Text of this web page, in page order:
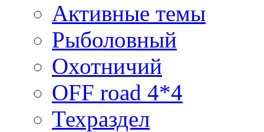
Активные темы
Рыболовный
Охотничий
OFF road 4*4
Техраздел